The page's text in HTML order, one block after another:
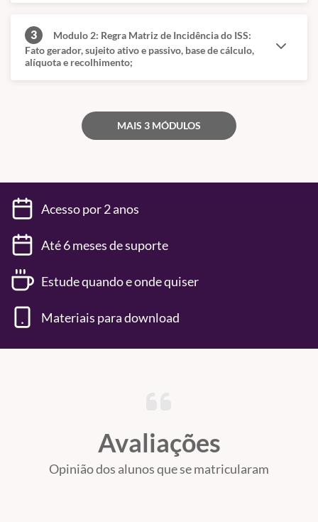
3
Modulo 2: Regra Matriz de Incidência do ISS:
Fato gerador, sujeito ativo e passivo, base de cálculo,
alíquota e recolhimento;
MAIS 3 MÓDULOS
Acesso por 2 anos
Até 6 meses de suporte
Estude quando e onde quiser
Materiais para download
Avaliações
Opinião dos alunos que se matricularam